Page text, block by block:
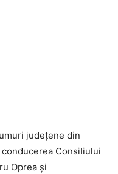
județene din
Consiliului
Oprea și